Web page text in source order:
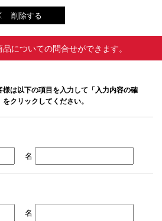
削除する
についての問合せができます。
様は以下の項目を入力して「入力内容の確
をクリックしてください。
名
名